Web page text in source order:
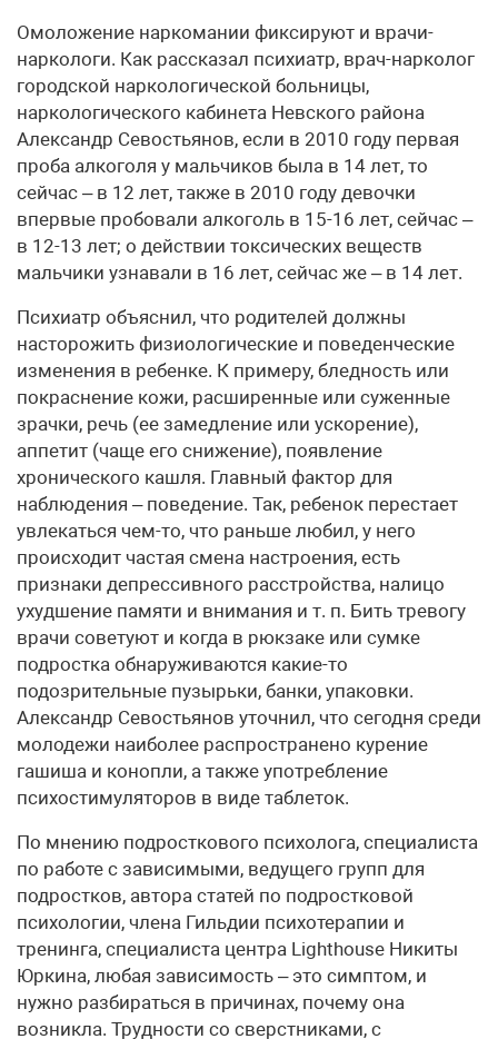
Омоложение наркомании фиксируют и врачи-
наркологи. Как рассказал психиатр, врач-нарколог
городской наркологической больницы,
наркологического кабинета Невского района
Александр Севостьянов, если в 2010 году первая
проба алкоголя у мальчиков была в 14 лет, то
сейчас – в 12 лет, также в 2010 году девочки
впервые пробовали алкоголь в 15-16 лет, сейчас –
в 12-13 лет; о действии токсических веществ
мальчики узнавали в 16 лет, сейчас же – в 14 лет.
Психиатр объяснил, что родителей должны
насторожить физиологические и поведенческие
изменения в ребенке. К примеру, бледность или
покраснение кожи, расширенные или суженные
зрачки, речь (ее замедление или ускорение),
аппетит (чаще его снижение), появление
хронического кашля. Главный фактор для
наблюдения – поведение. Так, ребенок перестает
увлекаться чем-то, что раньше любил, у него
происходит частая смена настроения, есть
признаки депрессивного расстройства, налицо
ухудшение памяти и внимания и т. п. Бить тревогу
врачи советуют и когда в рюкзаке или сумке
подростка обнаруживаются какие-то
подозрительные пузырьки, банки, упаковки.
Александр Севостьянов уточнил, что сегодня среди
молодежи наиболее распространено курение
гашиша и конопли, а также употребление
психостимуляторов в виде таблеток.
По мнению подросткового психолога, специалиста
по работе с зависимыми, ведущего групп для
подростков, автора статей по подростковой
психологии, члена Гильдии психотерапии и
тренинга, специалиста центра Lighthouse Никиты
Юркина, любая зависимость – это симптом, и
нужно разбираться в причинах, почему она
возникла. Трудности со сверстниками, с